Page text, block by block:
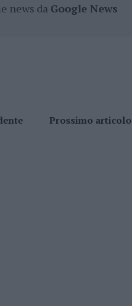
news da Google News
Prossimo articolo